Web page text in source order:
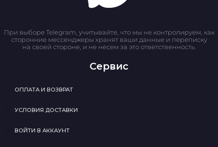
При выборе Telegram, учитывайте, что мы не контролируем, как
сторонние мессенджеры хранят ваши данные и переписку
на своей стороне, и не несем за это ответственность.
Сервис
ОПЛАТА И ВОЗВРАТ
УСЛОВИЯ ДОСТАВКИ
ВОЙТИ В АККАУНТ